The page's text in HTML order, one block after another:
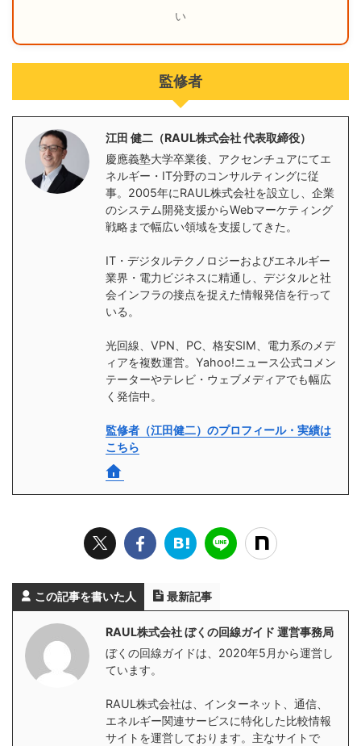
い
監修者
江田 健二（RAUL株式会社 代表取締役）
慶應義塾大学卒業後、アクセンチュアにてエ
ネルギー・IT分野のコンサルティングに従
事。2005年にRAUL株式会社を設立し、企業
のシステム開発支援からWebマーケティング
戦略まで幅広い領域を支援してきた。
IT・デジタルテクノロジーおよびエネルギー
業界・電力ビジネスに精通し、デジタルと社
会インフラの接点を捉えた情報発信を行って
いる。
光回線、VPN、PC、格安SIM、電力系のメデ
ィアを複数運営。Yahoo!ニュース公式コメン
テーターやテレビ・ウェブメディアでも幅広
く発信中。
監修者（江田健二）のプロフィール・実績は
こちら
この記事を書いた人 最新記事
RAUL株式会社 ぼくの回線ガイド 運営事務局
ぼくの回線ガイドは、2020年5月から運営し
ています。
RAUL株式会社は、インターネット、通信、
エネルギー関連サービスに特化した比較情報
サイトを運営しております。主なサイトで